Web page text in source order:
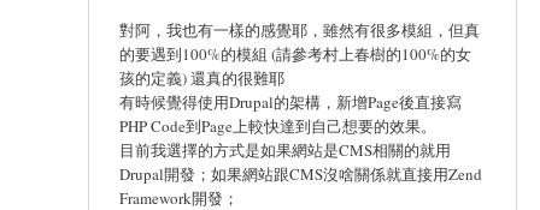
對阿，我也有一樣的感覺耶，雖然有很多模組，但真
的要遇到100%的模組 (請參考村上春樹的100%的女
孩的定義) 還真的很難耶
有時候覺得使用Drupal的架構，新增Page後直接寫
PHP Code到Page上較快達到自己想要的效果。
目前我選擇的方式是如果網站是CMS相關的就用
Drupal開發；如果網站跟CMS沒啥關係就直接用Zend
Framework開發；